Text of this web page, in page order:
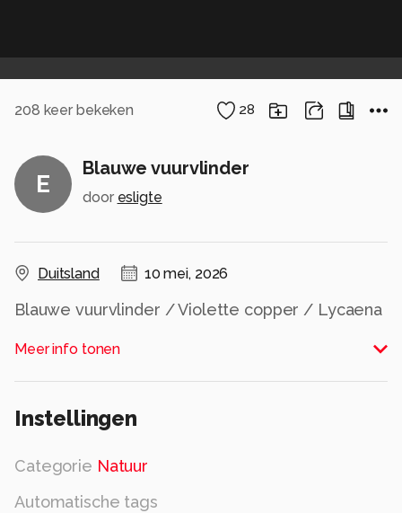
208 keer bekeken 28
E
Blauwe vuurvlinder
door esligte
Duitsland 10 mei, 2026
Blauwe vuurvlinder / Violette copper / Lycaena
Meer info tonen
Instellingen
Categorie Natuur
Automatische tags